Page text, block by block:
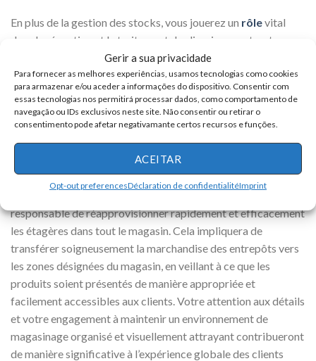
Gerir a sua privacidade
Para fornecer as melhores experiências, usamos tecnologias como cookies
para armazenar e/ou aceder a informações do dispositivo. Consentir com
essas tecnologias nos permitirá processar dados, como comportamento de
navegação ou IDs exclusivos neste site. Não consentir ou retirar o
consentimento pode afetar negativamante certos recursos e funções.
ACEITAR
Opt-out preferencesDéclaration de confidentialitéImprint
En plus de la gestion des stocks, vous jouerez un rôlevital
dans la réception et le traitement des livraisons entrantes.
Cela impliquera des tâches telles que le déchargement et
l’inspection des livraisons, la vérification des quantités et de
la qualité des produits, et l’organisation et le stockage
efficaces de la marchandise dans des entrepôts ou des zones
de stockage désignées. Votre endurance physique et votre
capacité à manipuler des charges lourdes seront essentielles
responsable de réapprovisionner rapidement et efficacement
les étagères dans tout le magasin. Cela impliquera de
transférer soigneusement la marchandise des entrepôts vers
les zones désignées du magasin, en veillant à ce que les
produits soient présentés de manière appropriée et
facilement accessibles aux clients. Votre attention aux détails
et votre engagement à maintenir un environnement de
magasinage organisé et visuellement attrayant contribueront
de manière significative à l’expérience globale des clients